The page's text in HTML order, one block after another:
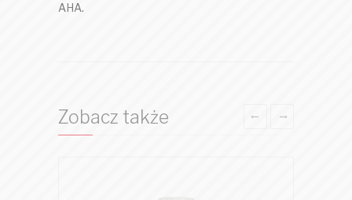
AHA.
Zobacz także